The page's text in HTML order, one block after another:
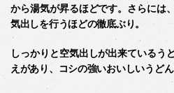
から湯気が昇るほどです。さらには
気出しを行うほどの徹底ぶり。
しっかりと空気出しが出来ているう
えがあり、コシの強いおいしいうど